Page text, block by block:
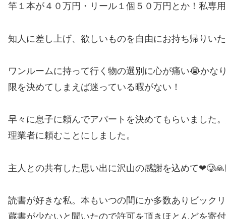
竿１本が４０万円・リール１個５０万円とか！私
知人に差し上げ、欲しいものを自由にお持ち帰りい
ワンルームに持って行く物の選別に心が痛い😭かな
限を決めてしまえば迷っている暇がない！
早々に息子に頼んでアパートを決めてもらいました
理業者に頼むことにしました。
主人との共有した思い出に沢山の感謝を込めて
読書が好きな私。本もいつの間にか多数ありビッ
蔵書が少ないと聞いたので許可を頂きほとんどを寄